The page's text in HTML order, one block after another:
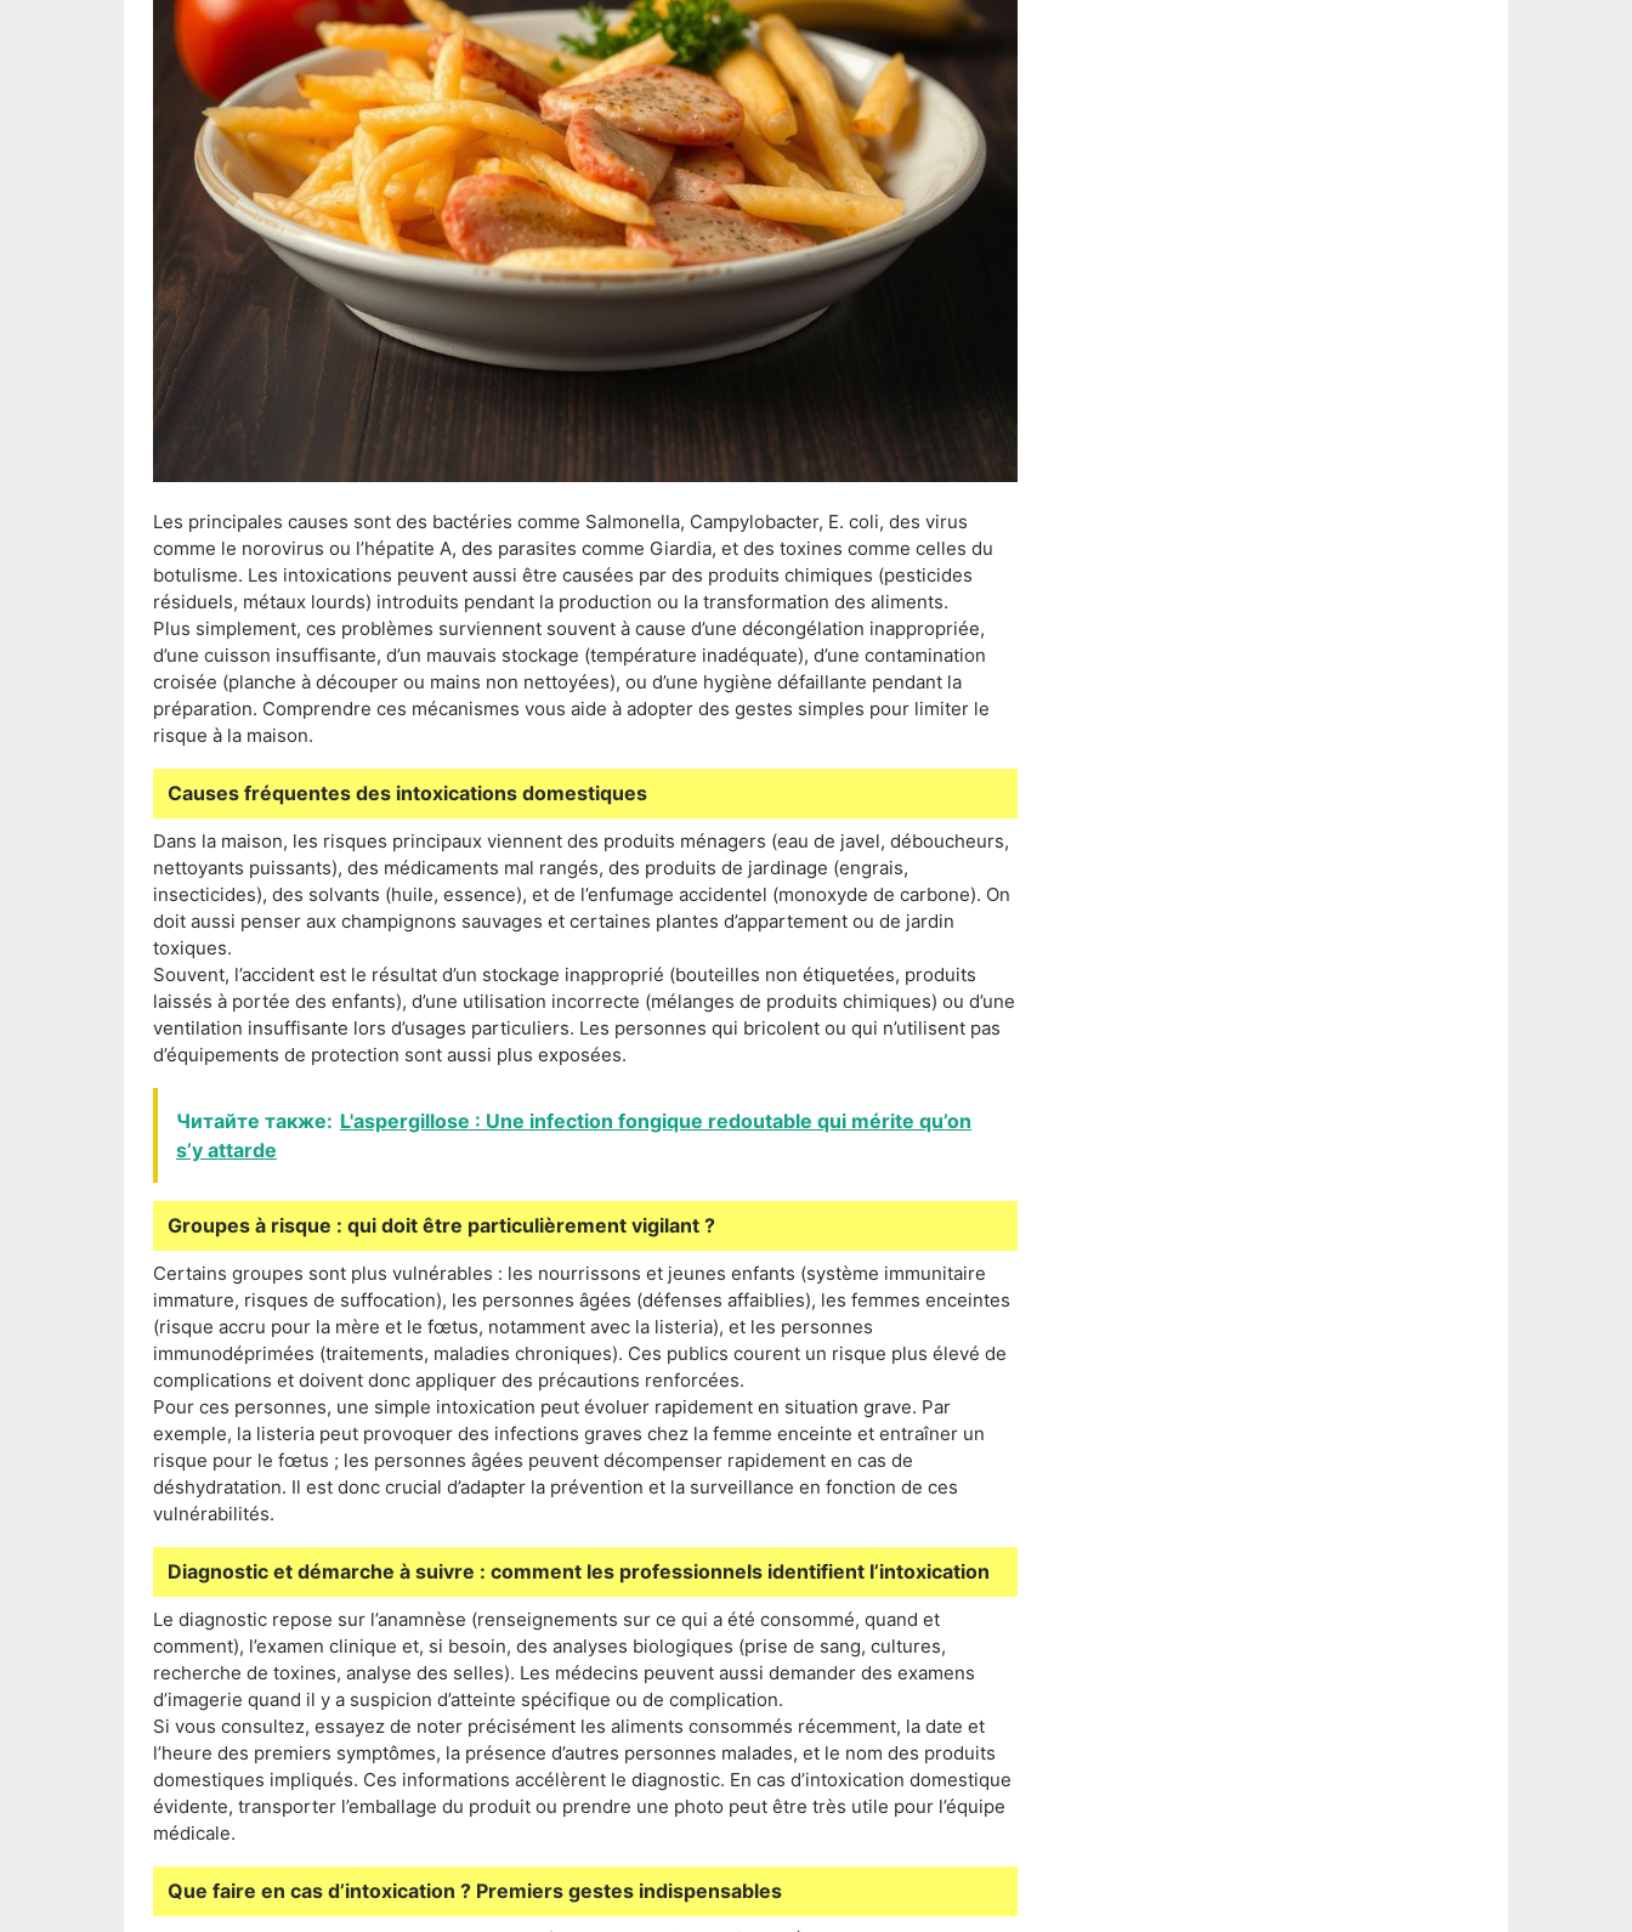
Les principales causes sont des bactéries comme Salmonella, Campylobacter, E. coli, des virus
comme le norovirus ou l’hépatite A, des parasites comme Giardia, et des toxines comme celles du
botulisme. Les intoxications peuvent aussi être causées par des produits chimiques (pesticides
résiduels, métaux lourds) introduits pendant la production ou la transformation des aliments.
Plus simplement, ces problèmes surviennent souvent à cause d’une décongélation inappropriée,
d’une cuisson insuffisante, d’un mauvais stockage (température inadéquate), d’une contamination
croisée (planche à découper ou mains non nettoyées), ou d’une hygiène défaillante pendant la
préparation. Comprendre ces mécanismes vous aide à adopter des gestes simples pour limiter le
risque à la maison.
Causes fréquentes des intoxications domestiques
Dans la maison, les risques principaux viennent des produits ménagers (eau de javel, déboucheurs,
nettoyants puissants), des médicaments mal rangés, des produits de jardinage (engrais,
insecticides), des solvants (huile, essence), et de l’enfumage accidentel (monoxyde de carbone). On
doit aussi penser aux champignons sauvages et certaines plantes d’appartement ou de jardin
toxiques.
Souvent, l’accident est le résultat d’un stockage inapproprié (bouteilles non étiquetées, produits
laissés à portée des enfants), d’une utilisation incorrecte (mélanges de produits chimiques) ou d’une
ventilation insuffisante lors d’usages particuliers. Les personnes qui bricolent ou qui n’utilisent pas
d’équipements de protection sont aussi plus exposées.
Читайте также: L'aspergillose : Une infection fongique redoutable qui mérite qu’on
s’y attarde
Groupes à risque : qui doit être particulièrement vigilant ?
Certains groupes sont plus vulnérables : les nourrissons et jeunes enfants (système immunitaire
immature, risques de suffocation), les personnes âgées (défenses affaiblies), les femmes enceintes
(risque accru pour la mère et le fœtus, notamment avec la listeria), et les personnes
immunodéprimées (traitements, maladies chroniques). Ces publics courent un risque plus élevé de
complications et doivent donc appliquer des précautions renforcées.
Pour ces personnes, une simple intoxication peut évoluer rapidement en situation grave. Par
exemple, la listeria peut provoquer des infections graves chez la femme enceinte et entraîner un
risque pour le fœtus ; les personnes âgées peuvent décompenser rapidement en cas de
déshydratation. Il est donc crucial d’adapter la prévention et la surveillance en fonction de ces
vulnérabilités.
Diagnostic et démarche à suivre : comment les professionnels identifient l’intoxication
Le diagnostic repose sur l’anamnèse (renseignements sur ce qui a été consommé, quand et
comment), l’examen clinique et, si besoin, des analyses biologiques (prise de sang, cultures,
recherche de toxines, analyse des selles). Les médecins peuvent aussi demander des examens
d’imagerie quand il y a suspicion d’atteinte spécifique ou de complication.
Si vous consultez, essayez de noter précisément les aliments consommés récemment, la date et
l’heure des premiers symptômes, la présence d’autres personnes malades, et le nom des produits
domestiques impliqués. Ces informations accélèrent le diagnostic. En cas d’intoxication domestique
évidente, transporter l’emballage du produit ou prendre une photo peut être très utile pour l’équipe
médicale.
Que faire en cas d’intoxication ? Premiers gestes indispensables